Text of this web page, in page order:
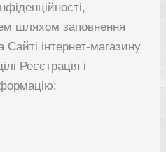
шляхом заповнення
інтернет-магазину
Реєстрація і